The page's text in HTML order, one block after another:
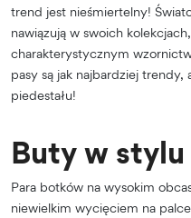
trend jest nieśmiertelny!
nawiązują w swoich
charakterystycznym
pasy są jak najbardziej
piedestału!
Buty w
Para botków na wysokim
niewielkim wycięciem na